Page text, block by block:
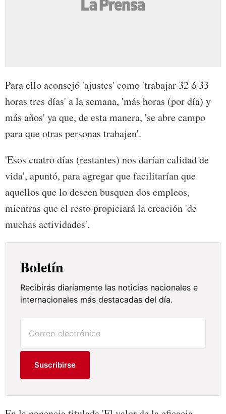
Para ello aconsejó 'ajustes' como 'trabajar 32 ó 33
horas tres días' a la semana, 'más horas (por día) y
más años' ya que, de esta manera, 'se abre campo
para que otras personas trabajen'.
'Esos cuatro días (restantes) nos darían calidad de
vida', apuntó, para agregar que facilitarían que
aquellos que lo deseen busquen dos empleos,
mientras que el resto propiciará la creación 'de
muchas actividades'.
Boletín
Recibirás diariamente las noticias nacionales e
internacionales más destacadas del día.
Suscribirse